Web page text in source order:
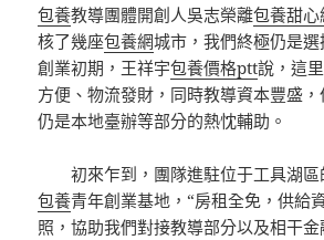
包養教導團體開創人吳志榮離包養甜心
核了幾座包養網城市，我們終極仍是
創業初期，王祥宇包養價格ptt說，這
方便、物流發財，同時教導資本豐盛
仍是本地臺辦等部分的熱忱輔助。
初來乍到，團隊進駐位于工具湖
包養青年創業基地，“房租全免，供給
照，協助我們對接教導部分以及相干